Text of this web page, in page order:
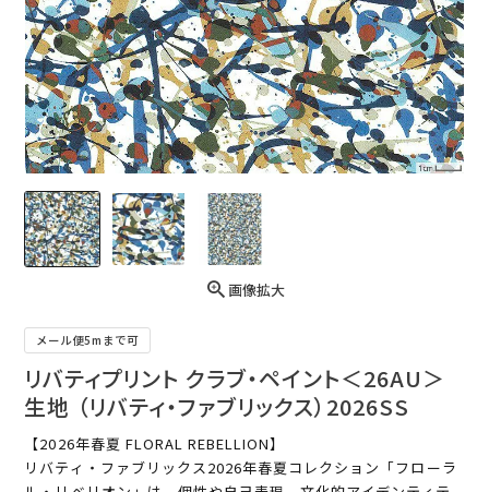
画像拡大
メール便5mまで可
リバティプリント クラブ・ペイント＜26AU＞
生地 （リバティ・ファブリックス）2026SS
【2026年春夏 FLORAL REBELLION】
リバティ・ファブリックス2026年春夏コレクション「フローラ